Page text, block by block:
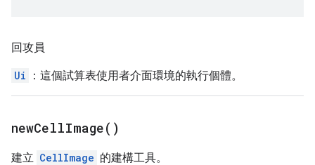
回攻員
Ui ：這個試算表使用者介面環境的執行個體。
newCellImage( )
建立 CellImage 的建構工具。